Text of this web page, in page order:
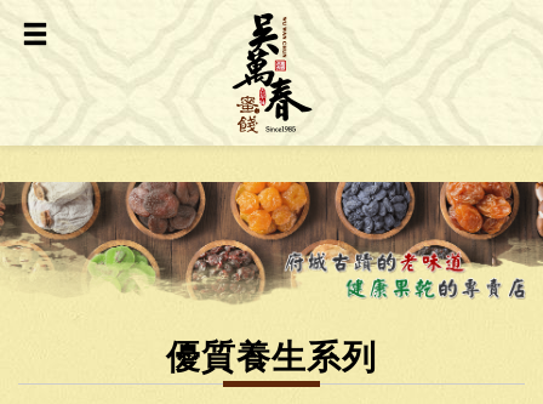
優質養生系列